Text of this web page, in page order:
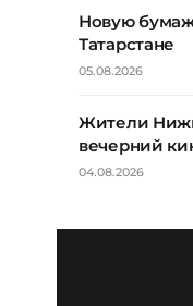
Новую
Татарстане
05.08.2026
Жители
вечерний
04.08.2026